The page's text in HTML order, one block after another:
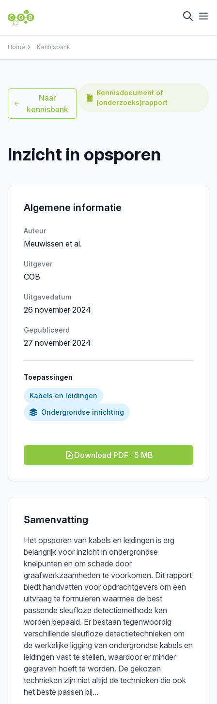
Home Kennisbank
Naar
kennisbank
Kennisdocument of
(onderzoeks)rapport
Inzicht in opsporen
Algemene informatie
Auteur
Meuwissen et al.
Uitgever
COB
Uitgavedatum
26 november 2024
Gepubliceerd
27 november 2024
Toepassingen
Kabels en leidingen
Ondergrondse inrichting
Download PDF · 5 MB
Samenvatting
Het opsporen van kabels en leidingen is erg
belangrijk voor inzicht in ondergrondse
knelpunten en om schade door
graafwerkzaamheden te voorkomen. Dit rapport
biedt handvatten voor opdrachtgevers om een
uitvraag te formuleren waarmee de best
passende sleufloze detectiemethode kan
worden bepaald. Er bestaan tegenwoordig
verschillende sleufloze detectietechnieken om
de werkelijke ligging van ondergrondse kabels en
leidingen vast te stellen, waardoor er minder
gegraven hoeft te worden. De gekozen
technieken zijn niet altijd de technieken die ook
het beste passen bij...